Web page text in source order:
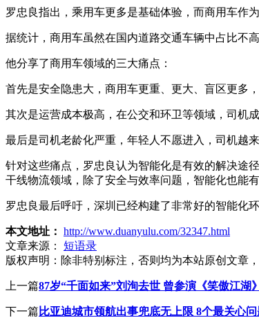
罗忠良指出，乘用车更多是基础体验，而商用车作
据统计，商用车虽然在国内道路交通车辆中占比不
他分享了商用车领域的三大痛点：
首先是安全隐患大，商用车更重、更大、盲区更多
其次是运营成本极高，在公交和环卫等领域，司机
最后是司机老龄化严重，年轻人不愿进入，司机越来
针对这些痛点，罗忠良认为智能化是有效的解决途
干线物流领域，除了安全与效率问题，智能化也能
罗忠良最后呼吁，深圳已经构建了非常好的智能化
本文地址： http://www.duanyulu.com/32347.html
文章来源：
短语录
版权声明： 除非特别标注，否则均为本站原创文章
上一篇87岁“千面如来”刘洵去世 曾参演《笑傲江湖
下一篇 比亚迪城市领航出事兜底无上限 8个最关心